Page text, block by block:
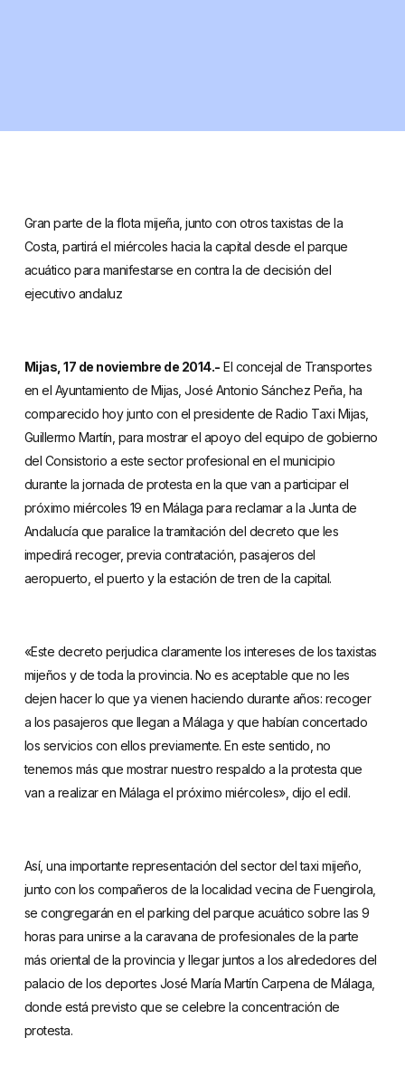
Gran parte de la flota mijeña, junto con otros taxistas de la
Costa, partirá el miércoles hacia la capital desde el parque
acuático para manifestarse en contra la de decisión del
ejecutivo andaluz
Mijas, 17 de noviembre de 2014.- El concejal de Transportes
en el Ayuntamiento de Mijas, José Antonio Sánchez Peña, ha
comparecido hoy junto con el presidente de Radio Taxi Mijas,
Guillermo Martín, para mostrar el apoyo del equipo de gobierno
del Consistorio a este sector profesional en el municipio
durante la jornada de protesta en la que van a participar el
próximo miércoles 19 en Málaga para reclamar a la Junta de
Andalucía que paralice la tramitación del decreto que les
impedirá recoger, previa contratación, pasajeros del
aeropuerto, el puerto y la estación de tren de la capital.
«Este decreto perjudica claramente los intereses de los taxistas
mijeños y de toda la provincia. No es aceptable que no les
dejen hacer lo que ya vienen haciendo durante años: recoger
a los pasajeros que llegan a Málaga y que habían concertado
los servicios con ellos previamente. En este sentido, no
tenemos más que mostrar nuestro respaldo a la protesta que
van a realizar en Málaga el próximo miércoles», dijo el edil.
Así, una importante representación del sector del taxi mijeño,
junto con los compañeros de la localidad vecina de Fuengirola,
se congregarán en el parking del parque acuático sobre las 9
horas para unirse a la caravana de profesionales de la parte
más oriental de la provincia y llegar juntos a los alrededores del
palacio de los deportes José María Martín Carpena de Málaga,
donde está previsto que se celebre la concentración de
protesta.